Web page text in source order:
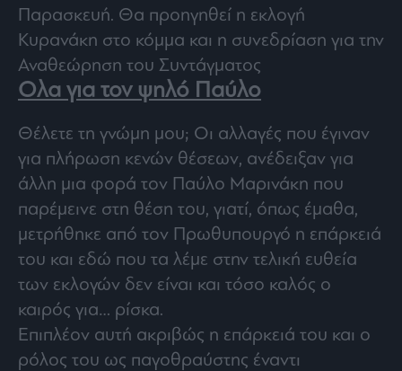
Παρασκευή. Θα προηγηθεί η εκλογή
Κυρανάκη στο κόμμα και η συνεδρίαση για την
Αναθεώρηση του Συντάγματος
Ολα για τον ψηλό Παύλο
Θέλετε τη γνώμη μου; Οι αλλαγές που έγιναν
για πλήρωση κενών θέσεων, ανέδειξαν για
άλλη μια φορά τον Παύλο Μαρινάκη που
παρέμεινε στη θέση του, γιατί, όπως έμαθα,
μετρήθηκε από τον Πρωθυπουργό η επάρκειά
του και εδώ που τα λέμε στην τελική ευθεία
των εκλογών δεν είναι και τόσο καλός ο
καιρός για… ρίσκα.
Επιπλέον αυτή ακριβώς η επάρκειά του και ο
ρόλος του ως παγοθραύστης έναντι